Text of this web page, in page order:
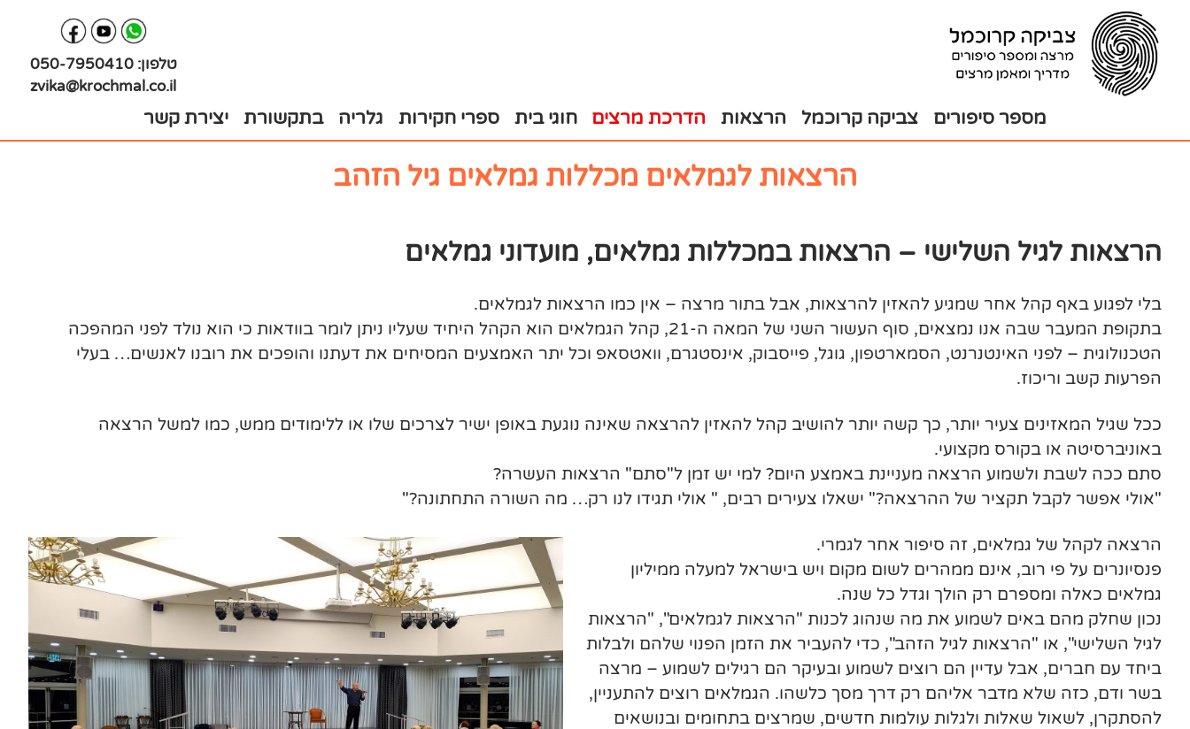
יצירת
קשר
עבור
לתוכן
מספר סיפורים צביקה קרוכמל הרצאות הדרכת מרצים חוגי בית ספרי חקירות גלריה בתקשורת יצירת קשר
טלפון:050-7950410
zvika@krochmal.co.il
הרצאות לגמלאים מכללות גמלאים גיל הזהב
הרצאות לגיל השלישי – הרצאות במכללות גמלאים, מועדוני גמלאים
בלי לפגוע באף קהל אחר שמגיע להאזין להרצאות, אבל בתור מרצה – אין כמו הרצאות לגמלאים.
בתקופת המעבר שבה אנו נמצאים, סוף העשור השני של המאה ה-21, קהל הגמלאים הוא הקהל היחיד שעליו ניתן לומר בוודאות כי הוא נולד לפני המהפכה
הטכנולוגית – לפני האינטנרנט, הסמארטפון, גוגל, פייסבוק, אינסטגרם, וואטסאפ וכל יתר האמצעים המסיחים את דעתנו והופכים את רובנו לאנשים… בעלי
הפרעות קשב וריכוז.
ככל שגיל המאזינים צעיר יותר, כך קשה יותר להושיב קהל להאזין להרצאה שאינה נוגעת באופן ישיר לצרכים שלו או ללימודים ממש, כמו למשל הרצאה
באוניברסיטה או בקורס מקצועי.
סתם ככה לשבת ולשמוע הרצאה מעניינת באמצע היום? למי יש זמן ל"סתם" הרצאות העשרה?
"אולי אפשר לקבל תקציר של ההרצאה?" ישאלו צעירים רבים, " אולי תגידו לנו רק… מה השורה התחתונה?"
הרצאה לקהל של גמלאים, זה סיפור אחר לגמרי.
פנסיונרים על פי רוב, אינם ממהרים לשום מקום ויש בישראל למעלה ממיליון
גמלאים כאלה ומספרם רק הולך וגדל כל שנה.
נכון שחלק מהם באים לשמוע את מה שנהוג לכנות "הרצאות לגמלאים", "הרצאות
לגיל השלישי", או "הרצאות לגיל הזהב", כדי להעביר את הזמן הפנוי שלהם ולבלות
ביחד עם חברים, אבל עדיין הם רוצים לשמוע ובעיקר הם רגילים לשמוע – מרצה
בשר ודם, כזה שלא מדבר אליהם רק דרך מסך כלשהו. הגמלאים רוצים להתעניין,
להסתקרן, לשאול שאלות ולגלות עולמות חדשים, שמרצים בתחומים ובנושאים